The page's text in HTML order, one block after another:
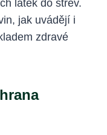
látek do střev.
jak uvádějí i
zdravé